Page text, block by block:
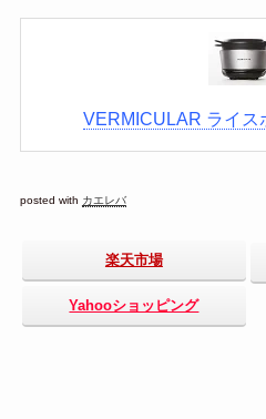
VERMICULAR ライス
posted with カエレバ
楽天市場
Yahooショッピング